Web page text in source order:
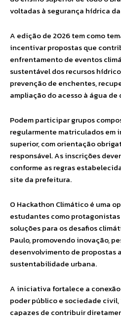
voltadas à segurança hídrica
A edição de 2026 tem como
incentivar propostas que
enfrentamento de eventos
sustentável dos recursos
prevenção de enchentes,
ampliação do acesso à água de
Podem participar grupos
regularmente matriculados em
superior, com orientação
responsável. As inscrições
conforme as regras
site da prefeitura.
O Hackathon Climático é uma
estudantes como
soluções para os desafios
Paulo, promovendo inovação,
desenvolvimento de propostas
sustentabilidade urbana.
A iniciativa fortalece a
poder público e sociedade
capazes de contribuir